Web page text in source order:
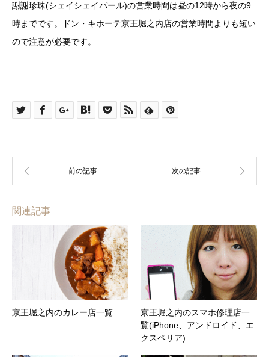
謝謝珍珠(シェイシェイパール)の営業時間は昼の12時から夜の9
時までです。ドン・キホーテ京王堀之内店の営業時間よりも短い
ので注意が必要です。
関連記事
京王堀之内のカレー店一覧
京王堀之内のスマホ修理店一
覧(iPhone、アンドロイド、エ
クスペリア)